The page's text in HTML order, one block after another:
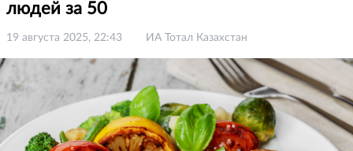
людей за 50
19 августа 2025, 22:43 ИА Тотал Казахстан